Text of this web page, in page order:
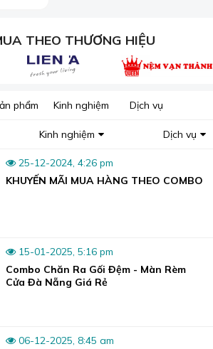
đầy đủ các mẫu chăn ga để lựa chọn.
THEO THƯƠNG HIỆU
phẩm Kinh nghiệm Dịch vụ
Kinh nghiệm Dịch vụ
25-12-2024, 4:26 pm
KHUYẾN MÃI MUA HÀNG THEO COMBO
15-01-2025, 5:16 pm
Combo Chăn Ra Gối Đệm - Màn Rèm
Cửa Đà Nẵng Giá Rẻ
06-12-2025, 8:45 am